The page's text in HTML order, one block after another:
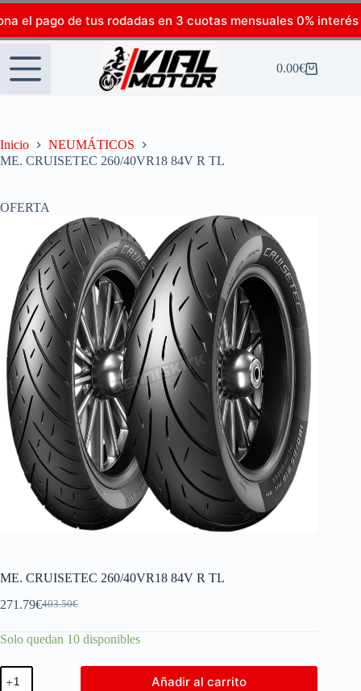
el pago de tus rodadas en 3 cuotas mensuales 0% interés
0.00€
Inicio
NEUMÁTICOS
ME. CRUISETEC 260/40VR18 84V R TL
OFERTA
ME. CRUISETEC 260/40VR18 84V R TL
403.50€
271.79€
Solo quedan 10 disponibles
Añadir al carrito